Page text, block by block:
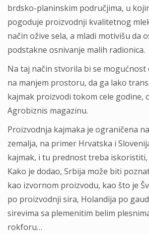
brdsko-planinskim područjima, u
pogoduje proizvodnji kvalitetnog
način ožive sela, a mladi motivišu da
podstakne osnivanje malih radionica.
Na taj način stvorila bi se mogućnost
na manjem prostoru, da ga lako
kajmak proizvodi tokom cele godine,
Agrobiznis magazinu.
Proizvodnja kajmaka je ograničena
zemalja, na primer Hrvatska i
kajmak, i tu prednost treba iskoristiti,
Kako je dodao, Srbija može biti
kao izvornom proizvodu, kao što je
po proizvodnji sira, Holandija po
sirevima sa plemenitim belim
rokforu…